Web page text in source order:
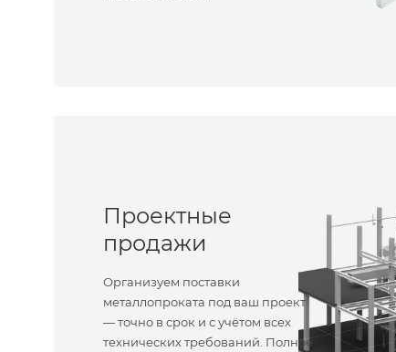
Проектные
продажи
Организуем поставки
металлопроката под ваш проект
— точно в срок и с учётом всех
технических требований. Полное